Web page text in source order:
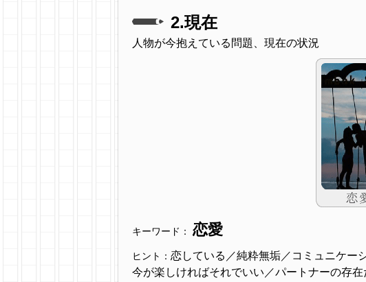
2.現在
人物が今抱えている問題、現在の状況
キーワード： 恋愛
ヒント： 恋している／純粋無垢／コミュニケー
今が楽しければそれでいい／パートナーの存